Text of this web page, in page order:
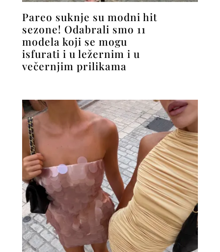
Pareo suknje su modni hit
sezone! Odabrali smo 11
modela koji se mogu
isfurati i u ležernim i u
večernjim prilikama